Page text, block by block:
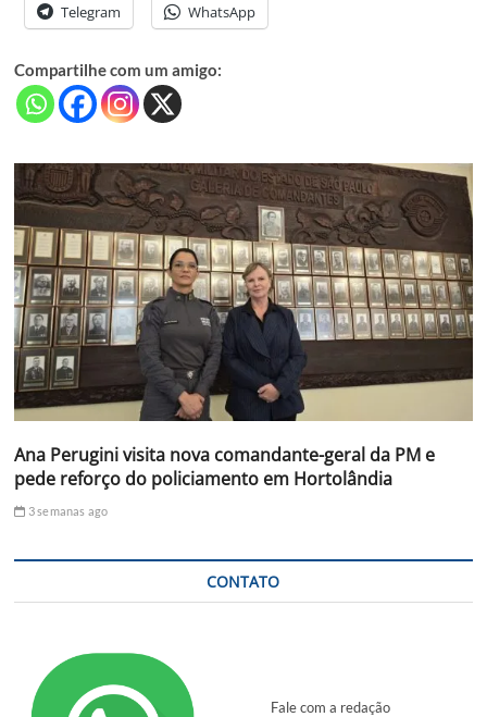
Telegram WhatsApp
Compartilhe com um amigo:
Ana Perugini visita nova comandante-geral da PM e
pede reforço do policiamento em Hortolândia
3 semanas ago
CONTATO
Fale com a redação